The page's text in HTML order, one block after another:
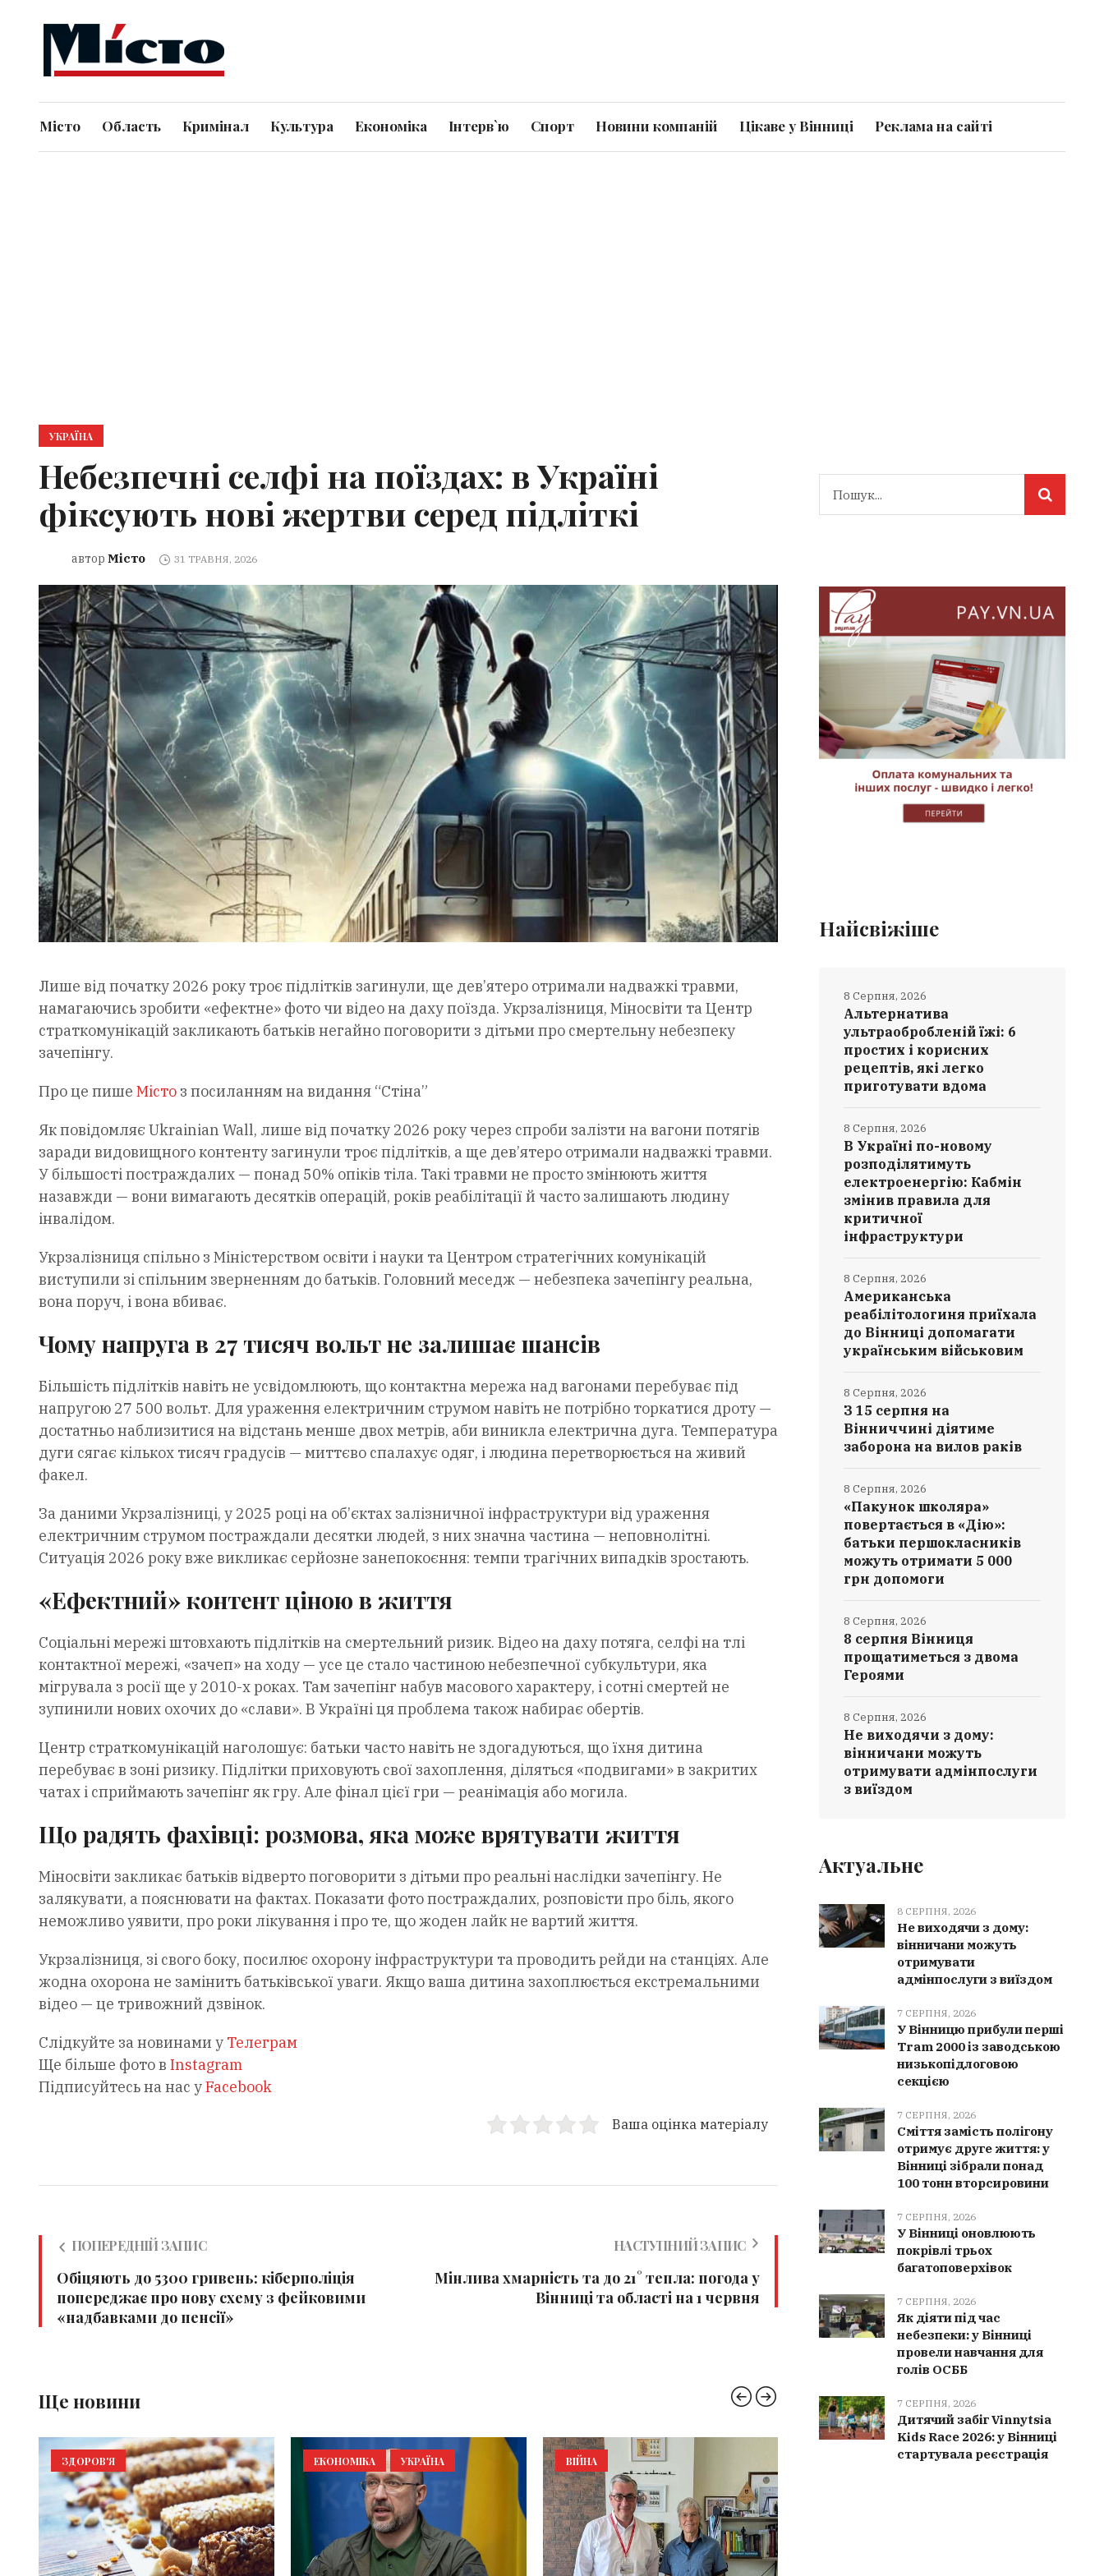
Місто Область Кримінал Культура Економіка Інтерв`ю Спорт Новини компаній Цікаве у Вінниці Реклама на сайті
УКРАЇНА
Небезпечні селфі на поїздах: в Україні
фіксують нові жертви серед підліткі
автор Місто 31 ТРАВНЯ, 2026
Лише від початку 2026 року троє підлітків загинули, ще дев’ятеро отримали надважкі травми,
намагаючись зробити «ефектне» фото чи відео на даху поїзда. Укрзалізниця, Міносвіти та Центр
страткомунікацій закликають батьків негайно поговорити з дітьми про смертельну небезпеку
зачепінгу.
Про це пише Містоз посиланням на видання “Стіна”
Як повідомляє Ukrainian Wall, лише від початку 2026 року через спроби залізти на вагони потягів
заради видовищного контенту загинули троє підлітків, а ще дев’ятеро отримали надважкі травми.
У більшості постраждалих — понад 50% опіків тіла. Такі травми не просто змінюють життя
назавжди — вони вимагають десятків операцій, років реабілітації й часто залишають людину
інвалідом.
Укрзалізниця спільно з Міністерством освіти і науки та Центром стратегічних комунікацій
виступили зі спільним зверненням до батьків. Головний меседж — небезпека зачепінгу реальна,
вона поруч, і вона вбиває.
Чому напруга в 27 тисяч вольт не залишає шансів
Більшість підлітків навіть не усвідомлюють, що контактна мережа над вагонами перебуває під
напругою 27 500 вольт. Для ураження електричним струмом навіть не потрібно торкатися дроту —
достатньо наблизитися на відстань менше двох метрів, аби виникла електрична дуга. Температура
дуги сягає кількох тисяч градусів — миттєво спалахує одяг, і людина перетворюється на живий
факел.
За даними Укрзалізниці, у 2025 році на об’єктах залізничної інфраструктури від ураження
електричним струмом постраждали десятки людей, з них значна частина — неповнолітні.
Ситуація 2026 року вже викликає серйозне занепокоєння: темпи трагічних випадків зростають.
«Ефектний» контент ціною в життя
Соціальні мережі штовхають підлітків на смертельний ризик. Відео на даху потяга, селфі на тлі
контактної мережі, «зачеп» на ходу — усе це стало частиною небезпечної субкультури, яка
мігрувала з росії ще у 2010-х роках. Там зачепінг набув масового характеру, і сотні смертей не
зупинили нових охочих до «слави». В Україні ця проблема також набирає обертів.
Центр страткомунікацій наголошує: батьки часто навіть не здогадуються, що їхня дитина
перебуває в зоні ризику. Підлітки приховують свої захоплення, діляться «подвигами» в закритих
чатах і сприймають зачепінг як гру. Але фінал цієї гри — реанімація або могила.
Що радять фахівці: розмова, яка може врятувати життя
Міносвіти закликає батьків відверто поговорити з дітьми про реальні наслідки зачепінгу. Не
залякувати, а пояснювати на фактах. Показати фото постраждалих, розповісти про біль, якого
неможливо уявити, про роки лікування і про те, що жоден лайк не вартий життя.
Укрзалізниця, зі свого боку, посилює охорону інфраструктури та проводить рейди на станціях. Але
жодна охорона не замінить батьківської уваги. Якщо ваша дитина захоплюється екстремальними
відео — це тривожний дзвінок.
Слідкуйте за новинами у Телеграм
Ще більше фото в Instagram
Підписуйтесь на нас уFacebook
Ваша оцінка матеріалу
ПОПЕРЕДНІЙ ЗАПИС
Обіцяють до 5300 гривень: кіберполіція
попереджає про нову схему з фейковими
«надбавками до пенсії»
НАСТУПНИЙ ЗАПИС
Мінлива хмарність та до 21° тепла: погода у
Вінниці та області на 1 червня
Ще новини
ЗДОРОВ'Я ЕКОНОМІКА УКРАЇНА ВІЙНА
Найсвіжіше
Альтернатива
ультраобробленій їжі: 6
простих і корисних
рецептів, які легко
приготувати вдома
8 Серпня, 2026
В Україні по-новому
розподілятимуть
електроенергію: Кабмін
змінив правила для
критичної
інфраструктури
8 Серпня, 2026
Американська
реабілітологиня приїхала
до Вінниці допомагати
українським військовим
8 Серпня, 2026
З 15 серпня на
Вінниччині діятиме
заборона на вилов раків
8 Серпня, 2026
«Пакунок школяра»
повертається в «Дію»:
батьки першокласників
можуть отримати 5 000
грн допомоги
8 Серпня, 2026
8 серпня Вінниця
прощатиметься з двома
Героями
8 Серпня, 2026
Не виходячи з дому:
вінничани можуть
отримувати адмінпослуги
з виїздом
8 Серпня, 2026
Актуальне
8 СЕРПНЯ, 2026
Не виходячи з дому:
вінничани можуть
отримувати
адмінпослуги з виїздом
7 СЕРПНЯ, 2026
У Вінницю прибули перші
Tram 2000 із заводською
низькопідлоговою
секцією
7 СЕРПНЯ, 2026
Сміття замість полігону
отримує друге життя: у
Вінниці зібрали понад
100 тонн вторсировини
7 СЕРПНЯ, 2026
У Вінниці оновлюють
покрівлі трьох
багатоповерхівок
7 СЕРПНЯ, 2026
Як діяти під час
небезпеки: у Вінниці
провели навчання для
голів ОСББ
7 СЕРПНЯ, 2026
Дитячий забіг Vinnytsia
Kids Race 2026: у Вінниці
стартувала реєстрація